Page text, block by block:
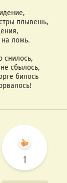
плывешь,
ложь.
снилось,
сбылось,
билось
1